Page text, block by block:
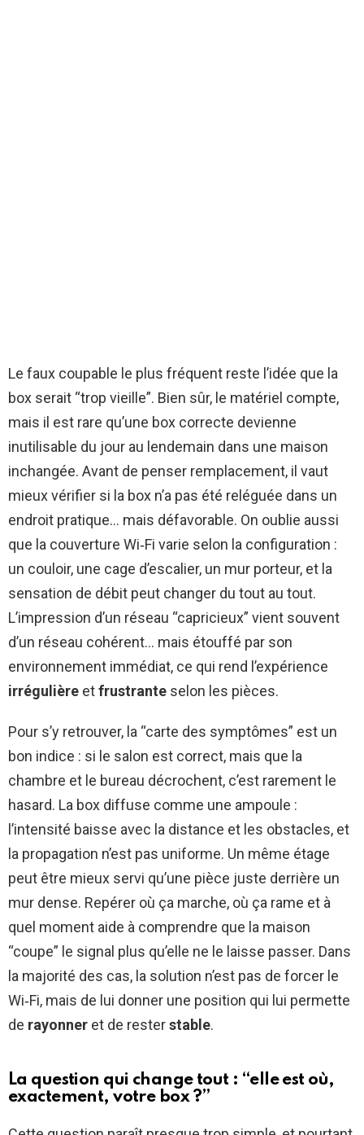
Le faux coupable le plus fréquent reste l’idée que la
box serait “trop vieille”. Bien sûr, le matériel compte,
mais il est rare qu’une box correcte devienne
inutilisable du jour au lendemain dans une maison
inchangée. Avant de penser remplacement, il vaut
mieux vérifier si la box n’a pas été reléguée dans un
endroit pratique… mais défavorable. On oublie aussi
que la couverture Wi‑Fi varie selon la configuration :
un couloir, une cage d’escalier, un mur porteur, et la
sensation de débit peut changer du tout au tout.
L’impression d’un réseau “capricieux” vient souvent
d’un réseau cohérent… mais étouffé par son
environnement immédiat, ce qui rend l’expérience
irrégulière etfrustrante selon les pièces.
Pour s’y retrouver, la “carte des symptômes” est un
bon indice : si le salon est correct, mais que la
chambre et le bureau décrochent, c’est rarement le
hasard. La box diffuse comme une ampoule :
l’intensité baisse avec la distance et les obstacles, et
la propagation n’est pas uniforme. Un même étage
peut être mieux servi qu’une pièce juste derrière un
mur dense. Repérer où ça marche, où ça rame et à
quel moment aide à comprendre que la maison
“coupe” le signal plus qu’elle ne le laisse passer. Dans
la majorité des cas, la solution n’est pas de forcer le
Wi‑Fi, mais de lui donner une position qui lui permette
de rayonner et de resterstable.
La question qui change tout : “elle est où,
exactement, votre box ?”